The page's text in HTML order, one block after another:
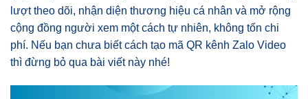
lượt theo dõi, nhận diện thương hiệu cá nhân và mở rộng
cộng đồng người xem một cách tự nhiên, không tốn chi
phí. Nếu bạn chưa biết cách tạo mã QR kênh Zalo Video
thì đừng bỏ qua bài viết này nhé!